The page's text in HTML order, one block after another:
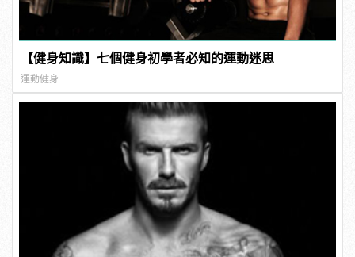
【健身知識】七個健身初學者必知的運動迷思
運動健身